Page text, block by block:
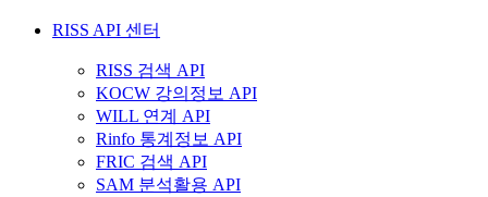
RISS API 센터
RISS 검색 API
KOCW 강의정보 API
WILL 연계 API
Rinfo 통계정보 API
FRIC 검색 API
SAM 분석활용 API